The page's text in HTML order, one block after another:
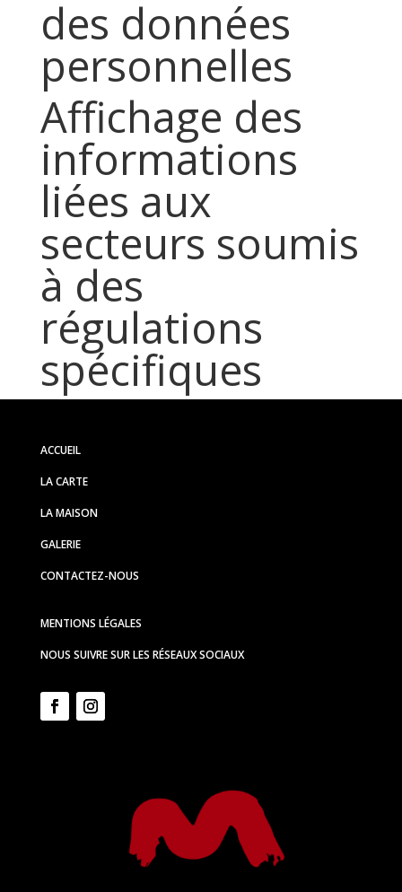
des données
personnelles
Affichage des
informations
liées aux
secteurs soumis
à des
régulations
spécifiques
ACCUEIL
LA CARTE
LA MAISON
GALERIE
CONTACTEZ-NOUS
MENTIONS LÉGALES
NOUS SUIVRE SUR LES RÉSEAUX SOCIAUX